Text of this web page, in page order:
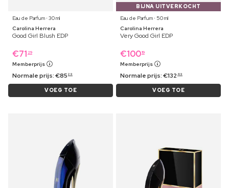
Eau de Parfum ⋅ 30 ml
Carolina Herrera
Good Girl Blush EDP
€71 29
Memberprijs
Normale prijs:€85 29
VOEG TOE
BIJNA UITVERKOCHT
Eau de Parfum ⋅ 50 ml
Carolina Herrera
Very Good Girl EDP
€10019
Memberprijs
Normale prijs:€132 49
VOEG TOE